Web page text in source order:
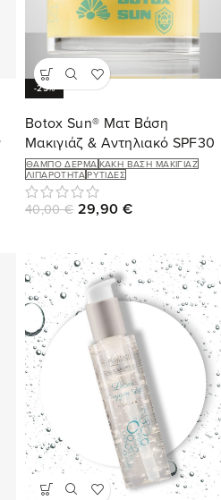
-25%
Botox Sun® Ματ Βάση
Μακιγιάζ & Αντηλιακό SPF30
ΘΑΜΠΌ ΔΈΡΜΑΚΑΚΉ ΒΆΣΗ ΜΑΚΙΓΙΆΖ
ΛΙΠΑΡΌΤΗΤΑΡΥΤΊΔΕΣ
40,00€ 29,90 €